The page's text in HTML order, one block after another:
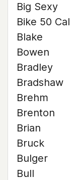
Big Sexy
Bike 50 Cal
Blake
Bowen
Bradley
Bradshaw
Brehm
Brenton
Brian
Bruck
Bulger
Bull